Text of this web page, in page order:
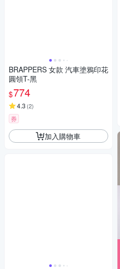
BRAPPERS 女款 汽車塗鴉印花
圓領T-黑
$774
4.3 (2)
券
加入購物車